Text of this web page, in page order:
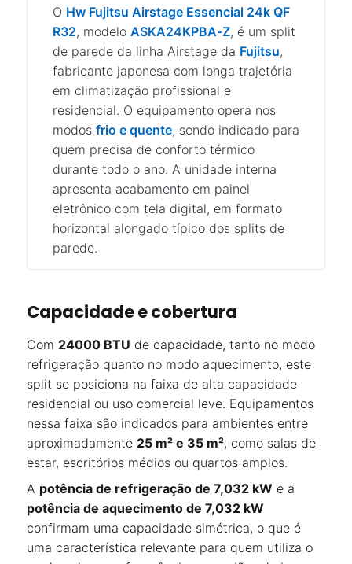
O Hw Fujitsu Airstage Essencial 24k QF
R32, modelo ASKA24KPBA-Z, é um split
de parede da linha Airstage da Fujitsu,
fabricante japonesa com longa trajetória
em climatização profissional e
residencial. O equipamento opera nos
modos frio e quente, sendo indicado para
quem precisa de conforto térmico
durante todo o ano. A unidade interna
apresenta acabamento em painel
eletrônico com tela digital, em formato
horizontal alongado típico dos splits de
parede.
Capacidade e cobertura
Com 24000 BTU de capacidade, tanto no modo
refrigeração quanto no modo aquecimento, este
split se posiciona na faixa de alta capacidade
residencial ou uso comercial leve. Equipamentos
nessa faixa são indicados para ambientes entre
aproximadamente 25 m² e 35 m², como salas de
estar, escritórios médios ou quartos amplos.
A potência de refrigeração de 7,032 kW e a
potência de aquecimento de 7,032 kW
confirmam uma capacidade simétrica, o que é
uma característica relevante para quem utiliza o